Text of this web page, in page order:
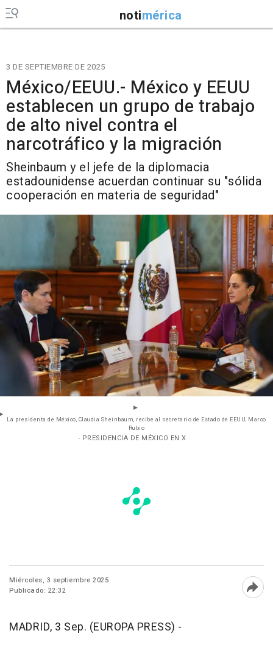
notimérica
3 DE SEPTIEMBRE DE 2025
México/EEUU.- México y EEUU
establecen un grupo de trabajo
de alto nivel contra el
narcotráfico y la migración
Sheinbaum y el jefe de la diplomacia
estadounidense acuerdan continuar su "sólida
cooperación en materia de seguridad"
La presidenta de México, Claudia Sheinbaum, recibe al secretario de Estado de EEUU, Marco
Rubio
- PRESIDENCIA DE MÉXICO EN X
Miércoles, 3 septiembre 2025
Publicado: 22:32
MADRID, 3 Sep. (EUROPA PRESS) -